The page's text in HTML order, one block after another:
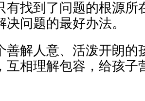
有找到了问题的根源所
决问题的最好办法。
善解人意、活泼开朗的
互相理解包容，给孩子